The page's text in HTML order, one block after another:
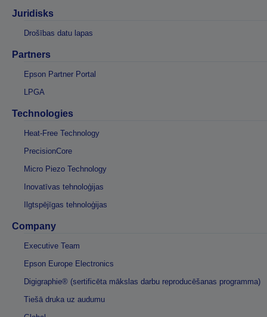
Juridisks
Drošības datu lapas
Partners
Epson Partner Portal
LPGA
Technologies
Heat-Free Technology
PrecisionCore
Micro Piezo Technology
Inovatīvas tehnoloģijas
Ilgtspējīgas tehnoloģijas
Company
Executive Team
Epson Europe Electronics
Digigraphie® (sertificēta mākslas darbu reproducēšanas programma)
Tiešā druka uz audumu